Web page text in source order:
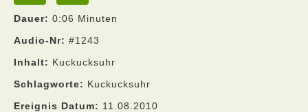
Dauer: 0:06 Minuten
Audio-Nr: #1243
Inhalt: Kuckucksuhr
Schlagworte: Kuckucksuhr
Ereignis Datum: 11.08.2010